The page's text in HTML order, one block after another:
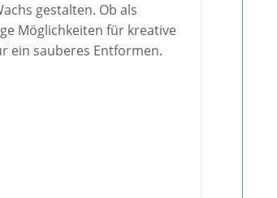
gestalten. Ob als
Möglichkeiten für kreative
ein sauberes Entformen.